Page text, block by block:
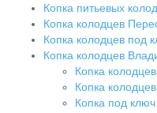
Копка питьевых
Копка колодцев
Копка колодцев под
Копка колодцев
Копка
Копка
Копка под